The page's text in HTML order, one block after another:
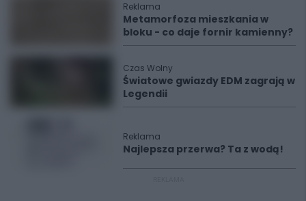
Reklama
Metamorfoza mieszkania w
bloku - co daje fornir kamienny?
Czas Wolny
Światowe gwiazdy EDM zagrają w
Legendii
Reklama
Najlepsza przerwa? Ta z wodą!